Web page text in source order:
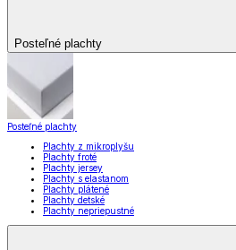
Posteľné plachty
Posteľné plachty
Plachty z mikroplyšu
Plachty froté
Plachty jersey
Plachty s elastanom
Plachty plátené
Plachty detské
Plachty nepriepustné